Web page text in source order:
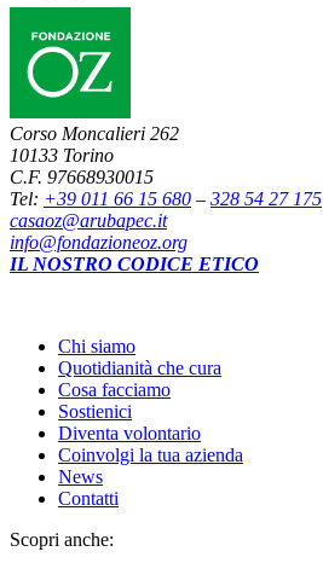
Corso Moncalieri 262
10133 Torino
C.F. 97668930015
Tel: +39 011 66 15 680 – 328 54 27 175
casaoz@arubapec.it
info@fondazioneoz.org
IL NOSTRO CODICE ETICO
Chi siamo
Quotidianità che cura
Cosa facciamo
Sostienici
Diventa volontario
Coinvolgi la tua azienda
News
Contatti
Scopri anche: